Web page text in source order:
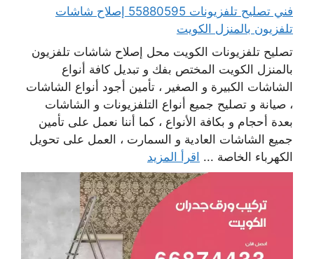
فني تصليح تلفزيونات 55880595 إصلاح شاشات
تلفزيون بالمنزل الكويت
تصليح تلفزيونات الكويت محل إصلاح شاشات تلفزيون
بالمنزل الكويت المختص بفك و تبديل كافة أنواع
الشاشات الكبيرة و الصغير ، تأمين أجود أنواع الشاشات
، صيانة و تصليح جميع أنواع التلفزيونات و الشاشات
بعدة أحجام و بكافة الأنواع ، كما أننا نعمل على تأمين
جميع الشاشات العادية و السمارت ، العمل على تحويل
الكهرباء الخاصة ... اقرأ المزيد